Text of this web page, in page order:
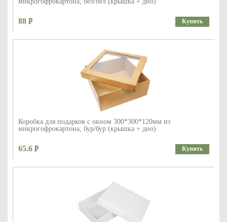
88 Купить
Коробка для подарков с окном 300*300*120мм из
микрогофрокартона, бур/бур (крышка + дно)
65.6 Купить